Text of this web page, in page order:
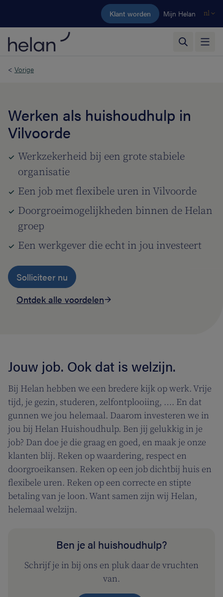
Ga naar de hoofdinhoud
Klant worden Mijn Helan nl
< Vorige
Werken als huishoudhulp in
Vilvoorde
Werkzekerheid bij een grote stabiele
organisatie
Een job met flexibele uren in Vilvoorde
Doorgroeimogelijkheden binnen de Helan
groep
Een werkgever die echt in jou investeert
Solliciteer nu
Ontdek alle voordelen
Jouw job. Ook dat is welzijn.
Bij Helan hebben we een bredere kijk op werk. Vrije
tijd, je gezin, studeren, zelfontplooiing, …. En dat
gunnen we jou helemaal. Daarom investeren we in
jou bij Helan Huishoudhulp. Ben jij gelukkig in je
job? Dan doe je die graag en goed, en maak je onze
klanten blij. Reken op waardering, respect en
doorgroeikansen. Reken op een job dichtbij huis en
flexibele uren. Reken op een correcte en stipte
betaling van je loon. Want samen zijn wij Helan,
helemaal welzijn.
Ben je al huishoudhulp?
Schrijf je in bij ons en pluk daar de vruchten
van.